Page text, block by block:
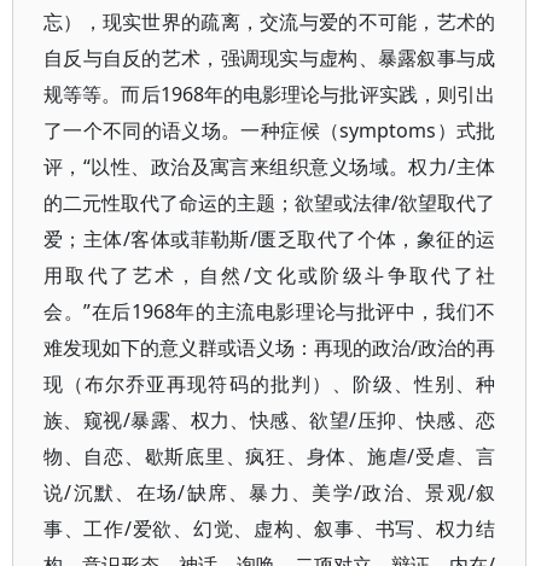
忘），现实世界的疏离，交流与爱的不可能，艺术的
自反与自反的艺术，强调现实与虚构、暴露叙事与成
规等等。而后1968年的电影理论与批评实践，则引出
了一个不同的语义场。一种症候（symptoms）式批
评，“以性、政治及寓言来组织意义场域。权力/主体
的二元性取代了命运的主题；欲望或法律/欲望取代了
爱；主体/客体或菲勒斯/匮乏取代了个体，象征的运
用取代了艺术，自然/文化或阶级斗争取代了社
会。”在后1968年的主流电影理论与批评中，我们不
难发现如下的意义群或语义场：再现的政治/政治的再
现（布尔乔亚再现符码的批判）、阶级、性别、种
族、窥视/暴露、权力、快感、欲望/压抑、快感、恋
物、自恋、歇斯底里、疯狂、身体、施虐/受虐、言
说/沉默、在场/缺席、暴力、美学/政治、景观/叙
事、工作/爱欲、幻觉、虚构、叙事、书写、权力结